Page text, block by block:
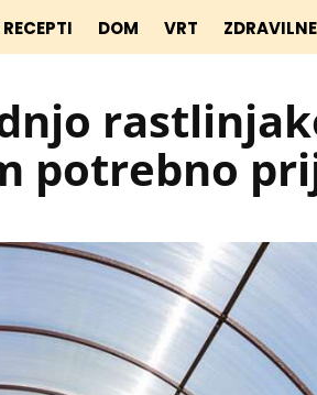
DOM VRT
potrebno